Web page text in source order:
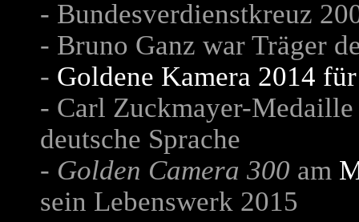
- Bundesverdienstkreuz
- Bruno Ganz war Träger
- Goldene Kamera 2014
- Carl Zuckmayer-
deutsche Sprache
- Golden Camera 300 am
sein Lebenswerk 2015